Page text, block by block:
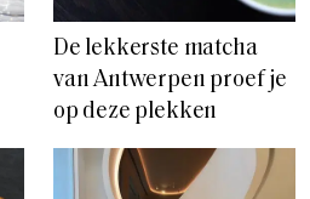
De lekkerste matcha
van Antwerpen proef je
op deze plekken